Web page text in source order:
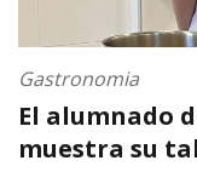
Gastronomia
El alumnado
muestra su